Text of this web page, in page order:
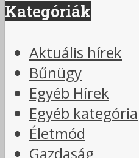
Kategóriák
Aktuális hírek
Bűnügy
Egyéb Hírek
Egyéb kategória
Életmód
Gazdaság